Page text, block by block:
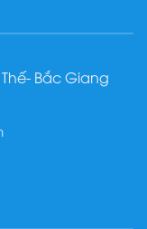
Bắc Giang